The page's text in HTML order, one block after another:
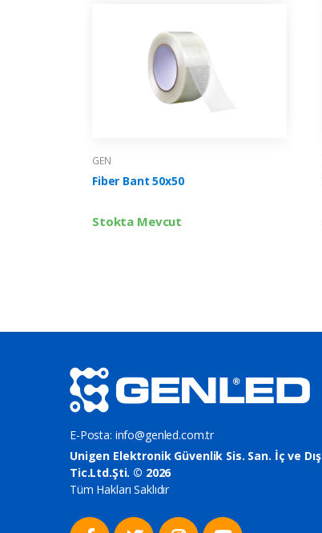
GEN
Fiber Bant 50x50
Stokta Mevcut
E-Posta: info@genled.com.tr
Unigen Elektronik Güvenlik Sis. San. İç ve Dış
Tic.Ltd.Şti. © 2026
Tüm Hakları Saklıdır